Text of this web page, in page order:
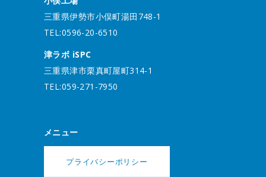
三重県伊勢市小俣町湯田748-1
TEL:0596-20-6510
津ラボ iSPC
三重県津市栗真町屋町314-1
TEL:059-271-7950
メニュー
プライバシーポリシー